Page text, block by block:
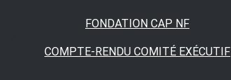
FONDATION CAP NF
COMPTE-RENDU COMITÉ EXÉCUTIF